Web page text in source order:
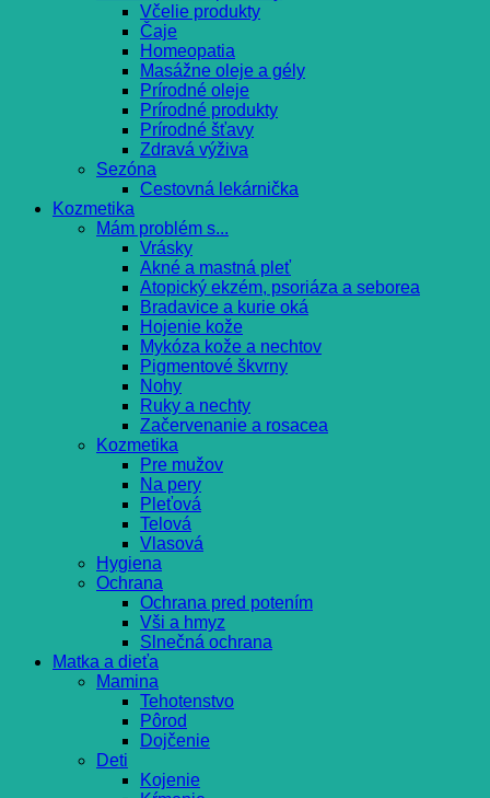
Včelie produkty
Čaje
Homeopatia
Masážne oleje a gély
Prírodné oleje
Prírodné produkty
Prírodné šťavy
Zdravá výživa
Sezóna
Cestovná lekárnička
Kozmetika
Mám problém s...
Vrásky
Akné a mastná pleť
Atopický ekzém, psoriáza a seborea
Bradavice a kurie oká
Hojenie kože
Mykóza kože a nechtov
Pigmentové škvrny
Nohy
Ruky a nechty
Začervenanie a rosacea
Kozmetika
Pre mužov
Na pery
Pleťová
Telová
Vlasová
Hygiena
Ochrana
Ochrana pred potením
Vši a hmyz
Slnečná ochrana
Matka a dieťa
Mamina
Tehotenstvo
Pôrod
Dojčenie
Deti
Kojenie